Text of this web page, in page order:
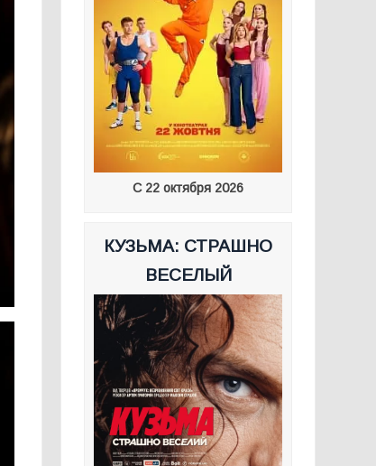
С 22 октября 2026
КУЗЬМА: СТРАШНО
ВЕСЕЛЫЙ